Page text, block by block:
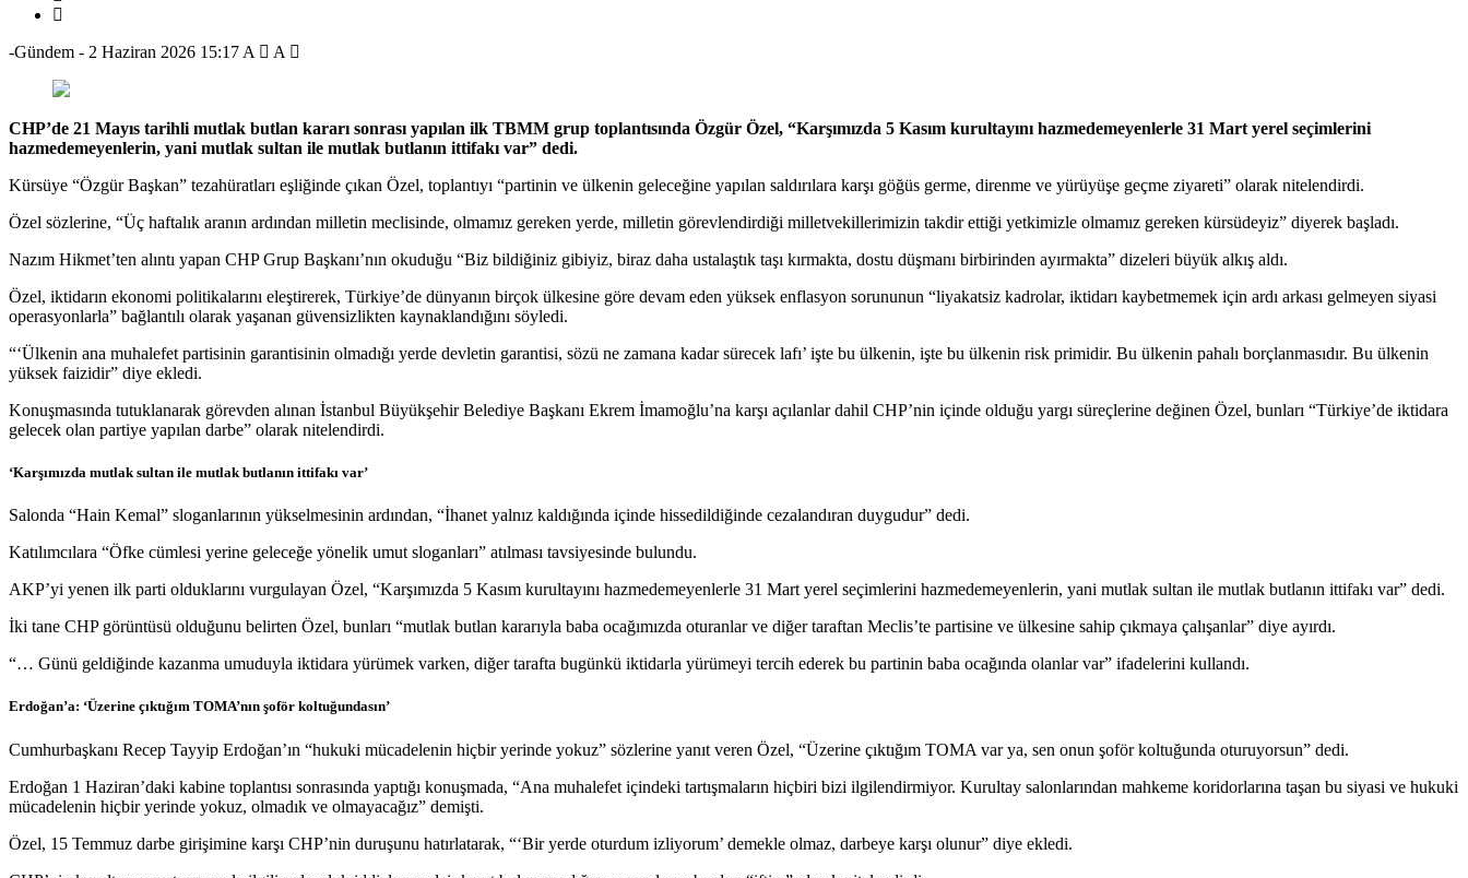
-Gündem - 2 Haziran 2026 15:17 A A
CHP’de 21 Mayıs tarihli mutlak butlan kararı sonrası yapılan ilk TBMM grup toplantısında Özgür Özel, “Karşımızda 5 Kasım kurultayını hazmedemeyenlerle 31 Mart yerel seçimlerini
hazmedemeyenlerin, yani mutlak sultan ile mutlak butlanın ittifakı var” dedi.
Kürsüye “Özgür Başkan” tezahüratları eşliğinde çıkan Özel, toplantıyı “partinin ve ülkenin geleceğine yapılan saldırılara karşı göğüs germe, direnme ve yürüyüşe geçme ziyareti” olarak nitelendirdi.
Özel sözlerine, “Üç haftalık aranın ardından milletin meclisinde, olmamız gereken yerde, milletin görevlendirdiği milletvekillerimizin takdir ettiği yetkimizle olmamız gereken kürsüdeyiz” diyerek başladı.
Nazım Hikmet’ten alıntı yapan CHP Grup Başkanı’nın okuduğu “Biz bildiğiniz gibiyiz, biraz daha ustalaştık taşı kırmakta, dostu düşmanı birbirinden ayırmakta” dizeleri büyük alkış aldı.
Özel, iktidarın ekonomi politikalarını eleştirerek, Türkiye’de dünyanın birçok ülkesine göre devam eden yüksek enflasyon sorununun “liyakatsiz kadrolar, iktidarı kaybetmemek için ardı arkası gelmeyen siyasi
operasyonlarla” bağlantılı olarak yaşanan güvensizlikten kaynaklandığını söyledi.
“‘Ülkenin ana muhalefet partisinin garantisinin olmadığı yerde devletin garantisi, sözü ne zamana kadar sürecek lafı’ işte bu ülkenin, işte bu ülkenin risk primidir. Bu ülkenin pahalı borçlanmasıdır. Bu ülkenin
yüksek faizidir” diye ekledi.
Konuşmasında tutuklanarak görevden alınan İstanbul Büyükşehir Belediye Başkanı Ekrem İmamoğlu’na karşı açılanlar dahil CHP’nin içinde olduğu yargı süreçlerine değinen Özel, bunları “Türkiye’de iktidara
gelecek olan partiye yapılan darbe” olarak nitelendirdi.
‘Karşımızda mutlak sultan ile mutlak butlanın ittifakı var’
Salonda “Hain Kemal” sloganlarının yükselmesinin ardından, “İhanet yalnız kaldığında içinde hissedildiğinde cezalandıran duygudur” dedi.
Katılımcılara “Öfke cümlesi yerine geleceğe yönelik umut sloganları” atılması tavsiyesinde bulundu.
AKP’yi yenen ilk parti olduklarını vurgulayan Özel, “Karşımızda 5 Kasım kurultayını hazmedemeyenlerle 31 Mart yerel seçimlerini hazmedemeyenlerin, yani mutlak sultan ile mutlak butlanın ittifakı var” dedi.
İki tane CHP görüntüsü olduğunu belirten Özel, bunları “mutlak butlan kararıyla baba ocağımızda oturanlar ve diğer taraftan Meclis’te partisine ve ülkesine sahip çıkmaya çalışanlar” diye ayırdı.
“… Günü geldiğinde kazanma umuduyla iktidara yürümek varken, diğer tarafta bugünkü iktidarla yürümeyi tercih ederek bu partinin baba ocağında olanlar var” ifadelerini kullandı.
Erdoğan’a: ‘Üzerine çıktığım TOMA’nın şoför koltuğundasın’
Cumhurbaşkanı Recep Tayyip Erdoğan’ın “hukuki mücadelenin hiçbir yerinde yokuz” sözlerine yanıt veren Özel, “Üzerine çıktığım TOMA var ya, sen onun şoför koltuğunda oturuyorsun” dedi.
Erdoğan 1 Haziran’daki kabine toplantısı sonrasında yaptığı konuşmada, “Ana muhalefet içindeki tartışmaların hiçbiri bizi ilgilendirmiyor. Kurultay salonlarından mahkeme koridorlarına taşan bu siyasi ve hukuki
mücadelenin hiçbir yerinde yokuz, olmadık ve olmayacağız” demişti.
Özel, 15 Temmuz darbe girişimine karşı CHP’nin duruşunu hatırlatarak, “‘Bir yerde oturdum izliyorum’ demekle olmaz, darbeye karşı olunur” diye ekledi.